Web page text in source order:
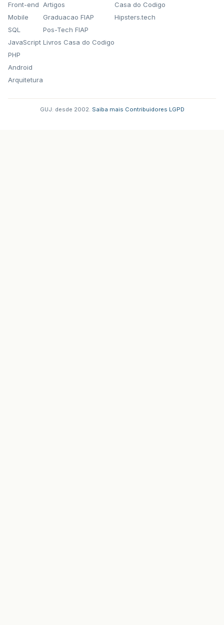
Front-end
Mobile
SQL
JavaScript
PHP
Android
Arquitetura
Artigos
Graduacao FIAP
Pos-Tech FIAP
Livros Casa do Codigo
Casa do Codigo
Hipsters.tech
GUJ: desde 2002. Saiba mais Contribuidores LGPD